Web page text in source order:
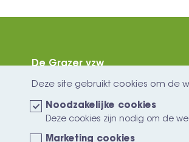
De Grazer vzw
Verbindingsweg 66
BE0521.961.354
degrazervzw@outlook.com
Deze site gebruikt cookies om de
Noodzakelijke cookies
Deze cookies zijn nodig om de
Marketing cookies